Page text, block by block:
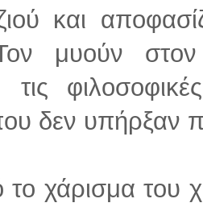
και
μυούν
τις
δεν υπήρξαν
χάρισμα του